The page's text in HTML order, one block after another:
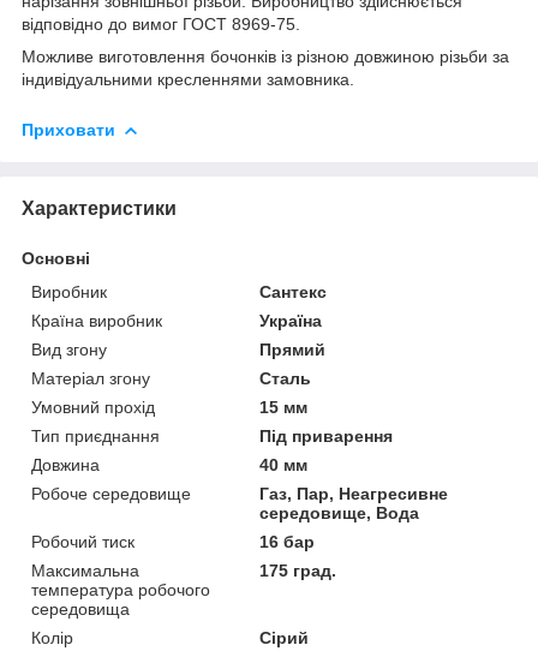
відповідно до вимог ГОСТ 8969-75.
Можливе виготовлення бочонків із різною довжиною різьби за
індивідуальними кресленнями замовника.
Приховати
Характеристики
Основні
Виробник
Сантекс
Країна виробник
Україна
Вид згону
Прямий
Матеріал згону
Сталь
Умовний прохід
15 мм
Тип приєднання
Під приварення
Довжина
40 мм
Робоче середовище
Газ, Пар, Неагресивне
середовище, Вода
Робочий тиск
16 бар
Максимальна
температура робочого
середовища
175 град.
Колір
Сірий